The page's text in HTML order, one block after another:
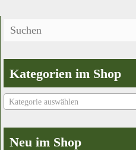
Kategorien im Shop
Kategorie auswählen
Neu im Shop